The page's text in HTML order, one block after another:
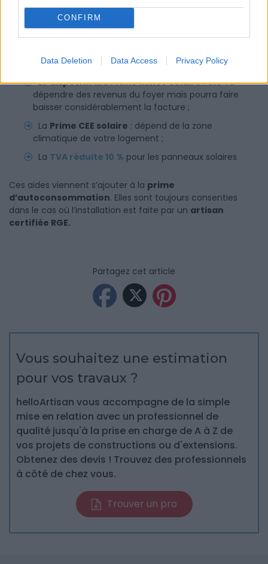
CONFIRM
Data Deletion Data Access Privacy Policy
Si le chiffre moyen relevé pour mettre en place une
installation de panneaux photovoltaïques tourne entre 7
000 euros et 10 000 euros, selon la puissance, il existe des
la facture, notamment :
Ledispositif Ma Prime Rénov Solaire: elle va
dépendre des revenus du foyer mais pourra faire
baisser considérablement la facture ;
La Prime CEE solaire : dépend de la zone
climatique de votre logement ;
La TVA réduite 10 % pour les panneaux solaires
Ces aides viennent s’ajouter à la prime
d’autoconsommation. Elles sont toujours consenties
dans le cas où l’installation est faite par un artisan
certifiée RGE.
Partagez cet article
Vous souhaitez une estimation
pour vos travaux ?
helloArtisan vous accompagne de la simple
mise en relation avec un professionnel de
qualité jusqu'à la prise en charge de A à Z de
vos projets de constructions ou d'extensions.
Obtenez des devis ! Trouvez des professionnels
à côté de chez vous.
Trouver un pro